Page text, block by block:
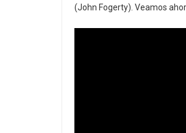
(John Fogerty). Veamos